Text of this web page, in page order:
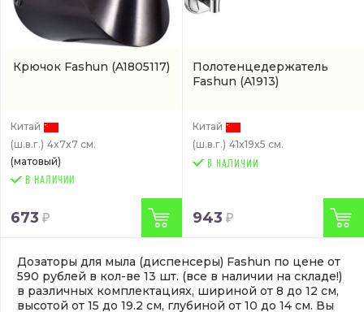
Крючок Fashun (A1805117)
Китай
(ш.в.г.) 4x7x7 см.
(матовый)
В НАЛИЧИИ
673
Полотенцедержатель
Fashun (A1913)
Китай
(ш.в.г.) 41x19x5 см.
943
Дозаторы для мыла (диспенсеры) Fashun по цене от
590 рублей в кол-ве 13 шт. (все в наличии на складе!)
в различных комплектациях, шириной от 8 до 12 см,
высотой от 15 до 19.2 см, глубиной от 10 до 14 см. Вы